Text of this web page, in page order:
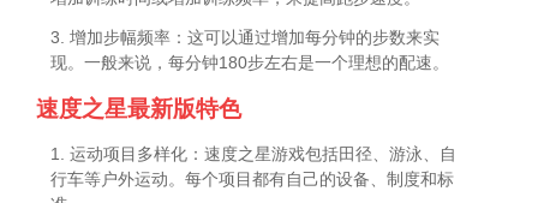
3. 增加步幅频率：这可以通过增加每分钟的步数来实
现。一般来说，每分钟180步左右是一个理想的配速。
速度之星最新版特色
1. 运动项目多样化：速度之星游戏包括田径、游泳、自
行车等户外运动。每个项目都有自己的设备、制度和标